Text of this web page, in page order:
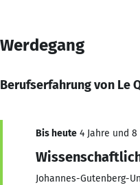
Werdegang
Berufserfahrung von Le
Bis heute 4 Jahre und
Johannes-Gutenberg-